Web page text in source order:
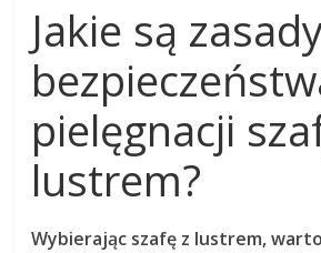
Jakie są
pielęgnacji
lustrem?
Wybierając szafę z lustrem,